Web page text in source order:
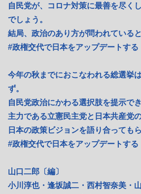
自民党が、コロナ対策に最善を尽く
でしょう。
結局、政治のあり方が問われていると
#政権交代で日本をアップデートする
今年の秋までにおこなわれる総選挙
ず。
自民党政治にかわる選択肢を提示で
主力である立憲民主党と日本共産党
日本の政策ビジョンを語り合っても
#政権交代で日本をアップデートする
山口二郎〔編〕
小川淳也・逢坂誠二・西村智奈美・